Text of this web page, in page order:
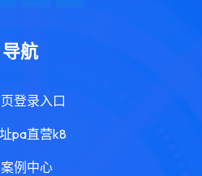
导航
登录入口
pa直营k8
案例中心